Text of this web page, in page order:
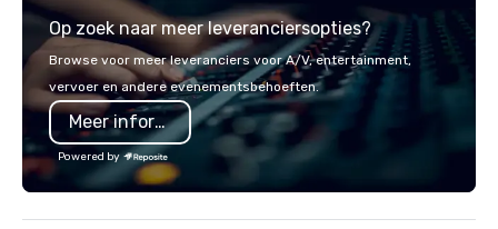
impression. We also
sleeves for our
you to create a truly
Op zoek naar meer leveranciersopties?
Browse voor meer leveranciers voor A/V, entertainment,
vervoer en andere evenementsbehoeften.
Meer informatie
Powered by